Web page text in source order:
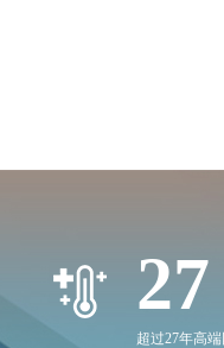
27
超过27年高